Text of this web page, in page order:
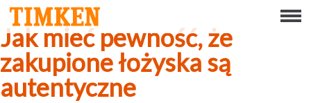
Menu
O FIRMIE
SPOŁECZNA ODPOWIEDZIALNOŚĆ BIZNESU
Jak mieć pewność, że
zakupione łożyska są
autentyczne